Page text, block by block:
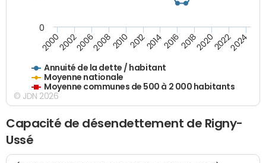
Annuité de la dette / habitant
Moyenne nationale
Moyenne communes de 500 à 2 000 habitants
200020022006200820102012201420162018202020222024
0
© JDN 2026
Capacité de désendettement de Rigny-
Ussé